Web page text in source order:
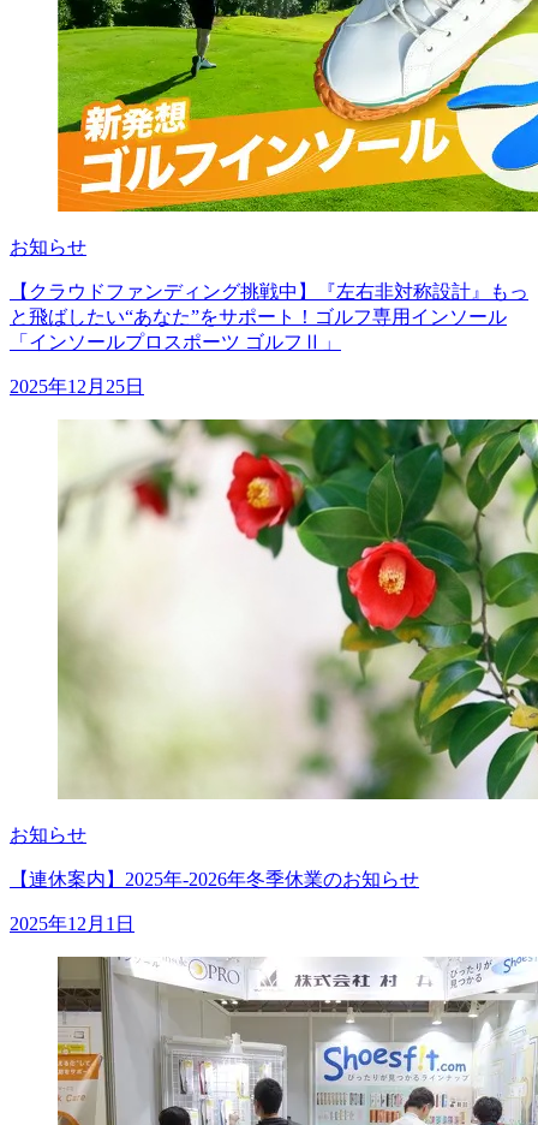
お知らせ
【クラウドファンディング挑戦中】『左右非対称設計』もっ
と飛ばしたい“あなた”をサポート！ゴルフ専用インソール
「インソールプロスポーツ ゴルフⅡ」
2025年12月25日
お知らせ
【連休案内】2025年-2026年冬季休業のお知らせ
2025年12月1日